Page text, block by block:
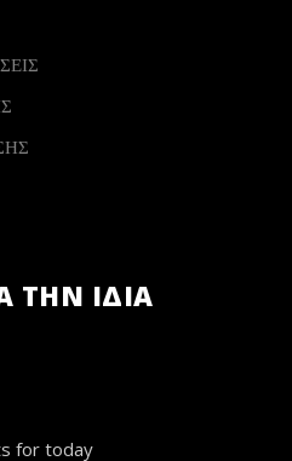
ΙΔΙΑ
for today